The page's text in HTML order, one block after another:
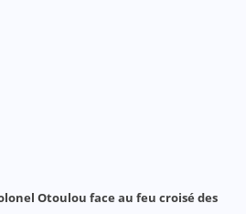
Otoulou face au feu croisé des